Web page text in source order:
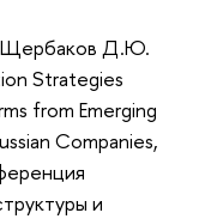
Щербаков Д.Ю.
Strategies
from Emerging
Companies,
и